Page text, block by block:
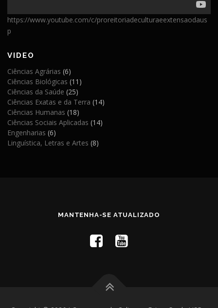
https://www.youtube.com/c/proreitoriadeculturaeextensaodaus
p
VIDEO
Ciências Agrárias (6)
Ciências Biológicas (11)
Ciências da Saúde (25)
Ciências Exatas e da Terra (14)
Ciências Humanas (18)
Ciências Sociais Aplicadas (14)
Engenharias (6)
Linguística, Letras e Artes (8)
MANTENHA-SE ATUALIZADO